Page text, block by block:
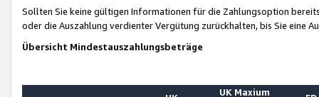
Sollten Sie keine gültigen Informationen für die Zahlungsoption
oder die Auszahlung verdienter Vergütung zurückhalten, bis Sie
Übersicht Mindestauszahlungsbeträge
UK Maxium